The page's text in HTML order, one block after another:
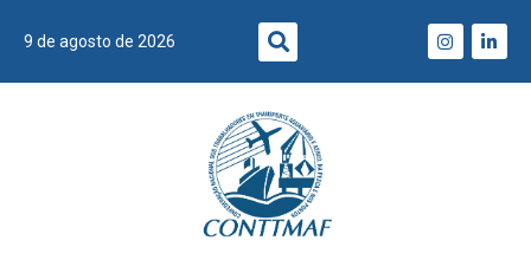
9 de agosto de 2026